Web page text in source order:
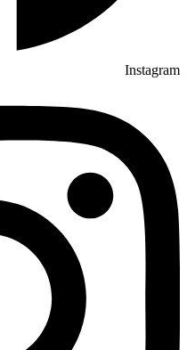
Instagram